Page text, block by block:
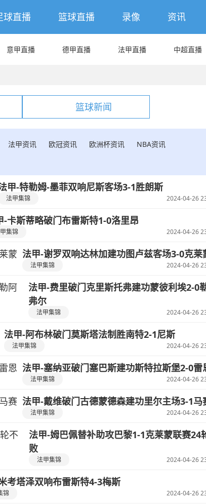
球直播 篮球直播 录像 资讯
意甲直播 德甲直播 法甲直播 中超直播
篮球新闻
法甲资讯 欧冠资讯 欧洲杯资讯 NBA资讯
甲-特勒姆-墨菲双响尼斯客场3-1胜朗斯
法甲集锦 2024-04-26
-卡斯蒂略破门布雷斯特1-0洛里昂
集锦 2024-04-26
法甲-谢罗双响达林加建功图卢兹客场3-0克莱
法甲集锦 2024-04-26
法甲-费里破门克里斯托弗建功蒙彼利埃2-0
弗尔
法甲集锦 2024-04-26
法甲-阿布林破门莫斯塔法制胜南特2-1尼斯
法甲集锦 2024-04-26
法甲-塞纳亚破门塞巴斯建功斯特拉斯堡2-0雷
法甲集锦 2024-04-26
法甲-戴维破门古德蒙德森建功里尔主场3-1马
法甲集锦 2024-04-26
法甲-姆巴佩替补助攻巴黎1-1克莱蒙联赛24
败
法甲集锦 2024-04-26
考塔泽双响布雷斯特4-3梅斯
锦 2024-04-26